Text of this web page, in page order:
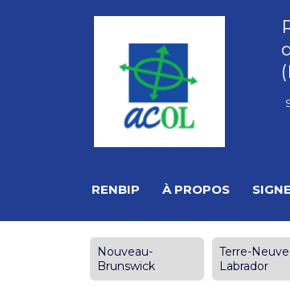
RENBIP À PROPOS
Nouveau-
Brunswick
Terre-
Labrador